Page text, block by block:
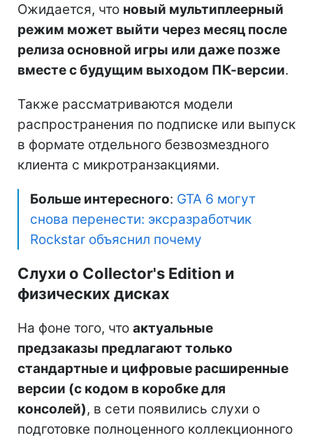
Ожидается, что новый мультиплеерный
режим может выйти через месяц после
релиза основной игры или даже позже
вместе с будущим выходом ПК-версии.
Также рассматриваются модели
распространения по подписке или выпуск
в формате отдельного безвозмездного
клиента с микротранзакциями.
Больше интересного: GTA 6 могут
снова перенести: эксразработчик
Rockstar объяснил почему
Слухи о Collector's Edition и
физических дисках
На фоне того, что актуальные
предзаказы предлагают только
стандартные и цифровые расширенные
версии (с кодом в коробке для
консолей), в сети появились слухи о
подготовке полноценного коллекционного